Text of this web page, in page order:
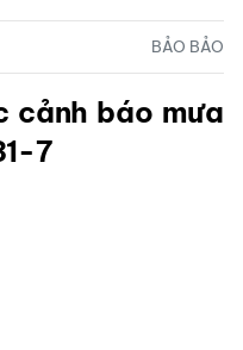
BẢO BẢO
cảnh báo mưa
7